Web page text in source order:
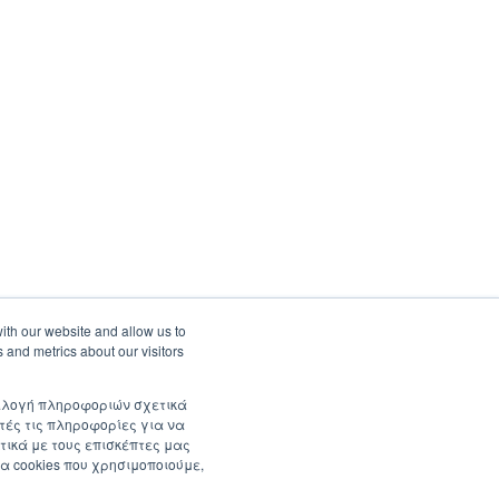
our website and allow us to
metrics about our visitors
πληροφοριών σχετικά
τις πληροφορίες για να
με τους επισκέπτες μας
cookies που χρησιμοποιούμε,